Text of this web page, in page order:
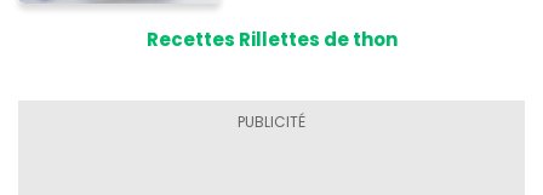
Recettes Rillettes de thon